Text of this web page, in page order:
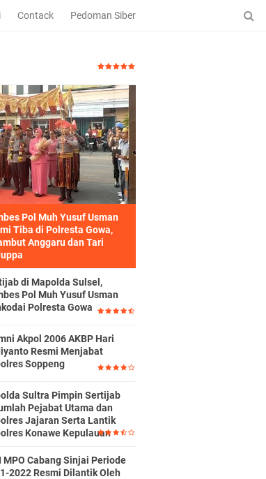
Contack Pedoman Siber
Pol Muh Yusuf Usman
Tiba di Polresta Gowa,
Anggaru dan Tari
di Mapolda Sulsel,
Pol Muh Yusuf Usman
Polresta Gowa
Akpol 2006 AKBP Hari
Resmi Menjabat
Soppeng
Sultra Pimpin Sertijab
Pejabat Utama dan
Jajaran Serta Lantik
Konawe Kepulauan
MPO Cabang Sinjai Periode
2022 Resmi Dilantik Oleh